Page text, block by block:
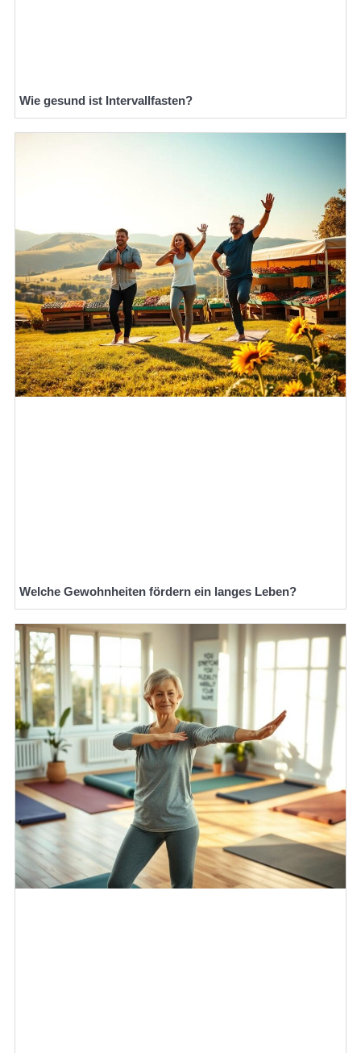
Wie gesund ist Intervallfasten?
Welche Gewohnheiten fördern ein langes Leben?